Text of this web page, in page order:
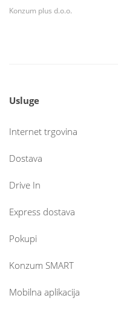
Konzum plus d.o.o.
Usluge
Internet trgovina
Dostava
Drive In
Express dostava
Pokupi
Konzum SMART
Mobilna aplikacija